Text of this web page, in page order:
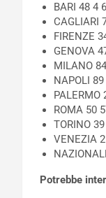
BARI 48 4
CAGLIARI
FIRENZE
GENOVA
MILANO
NAPOLI
PALERMO
ROMA 50
TORINO
VENEZIA
Potrebbe